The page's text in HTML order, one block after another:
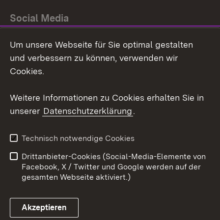
Social Media
Facebook
Link zum Landesportal
Barrierefreiheit
Kontakt
Cookies
Um unsere Webseite für Sie optimal gestalten
und verbessern zu können, verwenden wir
Cookies.
Weitere Informationen zu Cookies erhalten Sie in
unserer Datenschutzerklärung.
Technisch notwendige Cookies
Drittanbieter-Cookies (Social-Media-Elemente von
Facebook, X / Twitter und Google werden auf der
gesamten Webseite aktiviert.)
Akzeptieren